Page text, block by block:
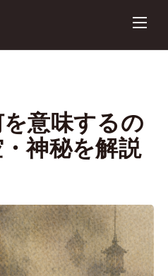
意味するの
神秘を解説